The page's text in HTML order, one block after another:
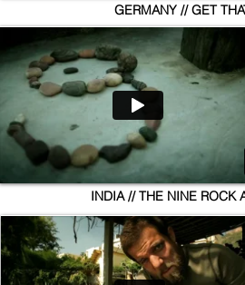
GERMANY // GET
INDIA // THE NINE ROCK